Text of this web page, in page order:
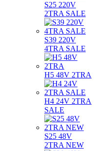
S25 220V
2TRA SALE
S39 220V
4TRA SALE
H5 48V 2TRA
H4 24V 2TRA
SALE
S25 48V
2TRA NEW